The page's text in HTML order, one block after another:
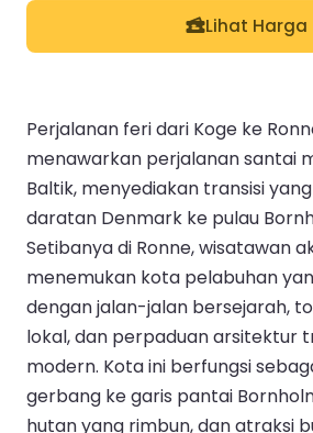
Lihat Harga
Perjalanan feri dari Koge ke
menawarkan perjalanan santai
Baltik, menyediakan transisi
daratan Denmark ke pulau
Setibanya di Ronne, wisatawan
menemukan kota pelabuhan
dengan jalan-jalan bersejarah,
lokal, dan perpaduan arsitektur
modern. Kota ini berfungsi
gerbang ke garis pantai
hutan yang rimbun, dan atraksi